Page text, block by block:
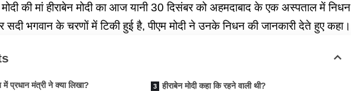
की मां हीराबेन मोदी का आज यानी 30 दिसंबर को अहमदाबाद के एक अस्पताल में निधन
सदी भगवान के चरणों में टिकी हुई है, पीएम मोदी ने उनके निधन की जानकारी देते हुए कहा।
में प्रधान मंत्री ने क्या लिखा? हीराबेन मोदी कहा कि रहने वाली थी?